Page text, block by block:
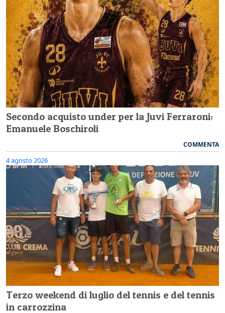
Secondo acquisto under per la Juvi Ferraroni:
Emanuele Boschiroli
COMMENTA
4 agosto 2026
Terzo weekend di luglio del tennis e del tennis
in carrozzina